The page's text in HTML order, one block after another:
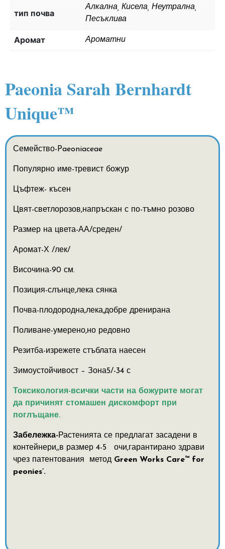
тип почва
Алкална, Кисела, Неутрална,
Песъклива
Aромат Ароматни
Paeonia Sarah Bernhardt
Unique™
Семейство-Paeoniaceae
Популярно име-тревист божур
Цъфтеж- късен
Цвят-светлорозов,напръскан с по-тъмно розово
Размер на цвета-АА/среден/
Аромат-Х /лек/
Височина-90 см.
Позиция-слънце,лека сянка
Почва-плодородна,лека,добре дренирана
Поливане-умерено,но редовно
Резитба-изрежете стъблата наесен
Зимоустойчивост – Зона5/-34 с
Токсикология-всички части на божурите могат
да причинят стомашен дискомфорт при
поглъщане.
Забележка-Растенията се предлагат засадени в
контейнери,,в размер 4-5 очи,гарантирано здрави
чрез патентования метод Green Works Care™ for
peonies’.